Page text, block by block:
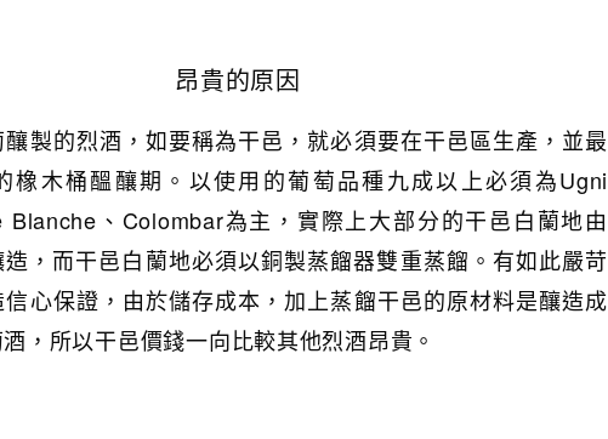
昂貴的原因
製的烈酒，如要稱為干邑，就必須要在干邑區生產，並最
橡木桶醞釀期。以使用的葡萄品種九成以上必須為Ugni
Blanche、Colombar為主，實際上大部分的干邑白蘭地由
，而干邑白蘭地必須以銅製蒸餾器雙重蒸餾。有如此嚴苛
心保證，由於儲存成本，加上蒸餾干邑的原材料是釀造成
，所以干邑價錢一向比較其他烈酒昂貴。